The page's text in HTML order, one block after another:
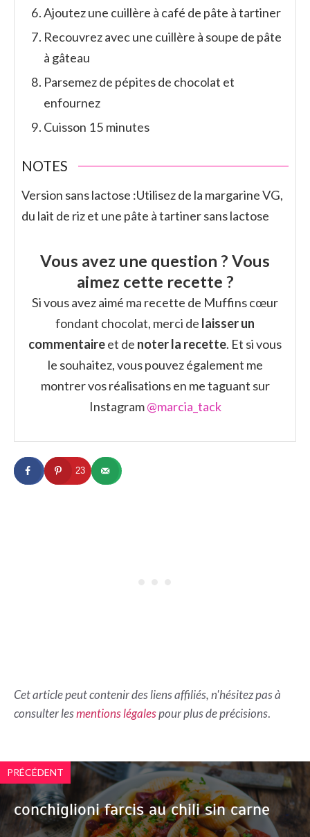
Ajoutez une cuillère à café de pâte à tartiner
Recouvrez avec une cuillère à soupe de pâte
à gâteau
Parsemez de pépites de chocolat et
enfournez
Cuisson 15 minutes
NOTES
Version sans lactose :Utilisez de la margarine VG,
du lait de riz et une pâte à tartiner sans lactose
Vous avez une question ? Vous
aimez cette recette ?
Si vous avez aimé ma recette de Muffins cœur
fondant chocolat, merci de laisser un
commentaireet de noter la recette. Et si vous
le souhaitez, vous pouvez également me
montrer vos réalisations en me taguant sur
Instagram@marcia_tack
23
Cet article peut contenir des liens affiliés, n'hésitez pas à
consulter lesmentions légalespour plus de précisions.
PRÉCÉDENT
conchiglioni farcis au chili sin carne